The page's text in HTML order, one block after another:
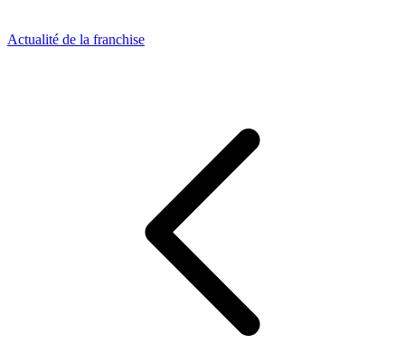
Actualité de la franchise